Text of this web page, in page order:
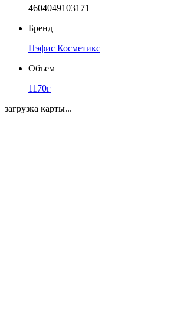
4604049103171
Бренд
Нэфис Косметикс
Объем
1170г
загрузка карты...